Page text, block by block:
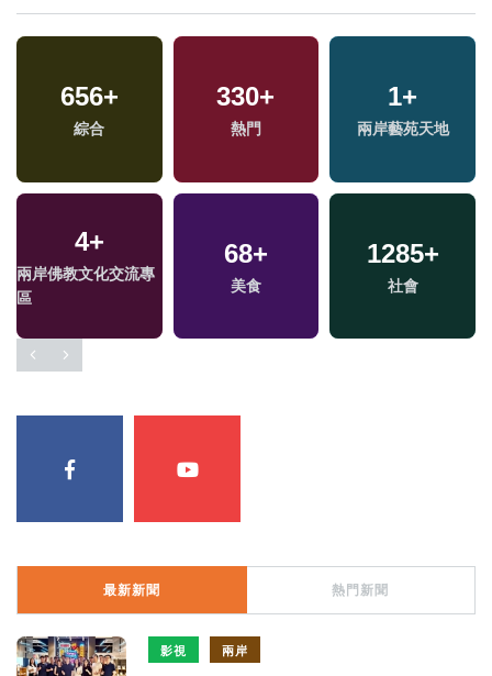
656+
綜合
330+
熱門
1+
兩岸藝苑天地
4+
兩岸佛教文化交流專
區
68+
美食
1285+
社會
最新新聞 熱門新聞
影視 兩岸